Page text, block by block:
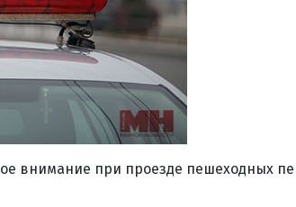
внимание при проезде пешеходных